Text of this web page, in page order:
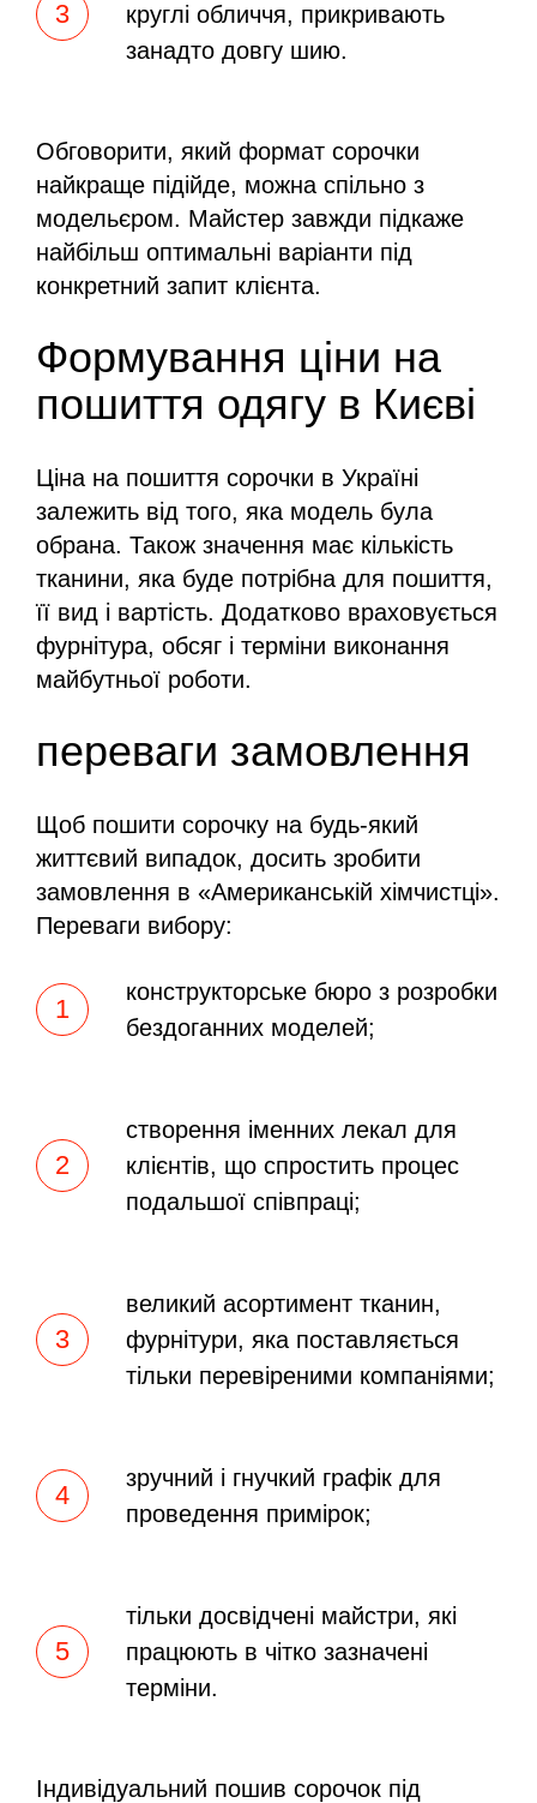
круглі обличчя, прикривають
занадто довгу шию.
Обговорити, який формат сорочки
найкраще підійде, можна спільно з
модельєром. Майстер завжди підкаже
найбільш оптимальні варіанти під
конкретний запит клієнта.
Формування ціни на
пошиття одягу в Києві
Ціна на пошиття сорочки в Україні
залежить від того, яка модель була
обрана. Також значення має кількість
тканини, яка буде потрібна для пошиття,
її вид і вартість. Додатково враховується
фурнітура, обсяг і терміни виконання
майбутньої роботи.
переваги замовлення
Щоб пошити сорочку на будь-який
життєвий випадок, досить зробити
замовлення в «Американській хімчистці».
Переваги вибору:
конструкторське бюро з розробки
бездоганних моделей;
створення іменних лекал для
клієнтів, що спростить процес
подальшої співпраці;
великий асортимент тканин,
фурнітури, яка поставляється
тільки перевіреними компаніями;
зручний і гнучкий графік для
проведення примірок;
тільки досвідчені майстри, які
працюють в чітко зазначені
терміни.
Індивідуальний пошив сорочок під